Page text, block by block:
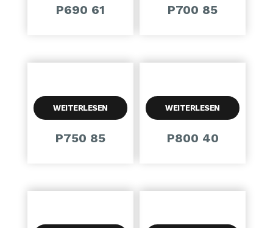
P690 61 P700 85
WEITERLESEN
P750 85
WEITERLESEN
P800 40